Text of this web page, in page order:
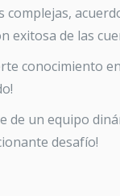
exitosa de las
conocimiento
un equipo
desafío!